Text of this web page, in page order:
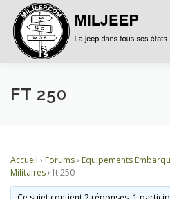
ACCUEIL
DOCUMENTATIONS
FT 250
Accueil › Forums› Equipements
Militaires› ft 250